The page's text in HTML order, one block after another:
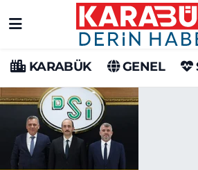
KARABÜK GENEL
Karabük Hava Durumu
Karabük Trafik Yoğunluk
Süper Lig Puan Durumu ve